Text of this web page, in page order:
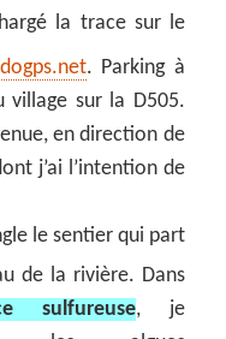
la trace sur le
. Parking à
village sur la D505.
en direction de
j’ai l’intention de
le sentier qui part
de la rivière. Dans
sulfureuse, je